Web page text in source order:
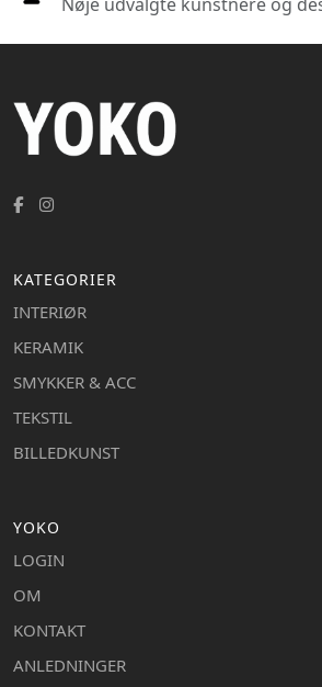
KATEGORIER
INTERIØR
KERAMIK
SMYKKER & ACC
TEKSTIL
BILLEDKUNST
YOKO
LOGIN
OM
KONTAKT
ANLEDNINGER